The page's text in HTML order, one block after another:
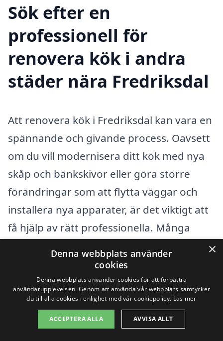
Sök efter en
professionell för
renovera kök i andra
städer nära Fredriksdal
Att renovera kök i Fredriksdal kan vara en
spännande och givande process. Oavsett
om du vill modernisera ditt kök med nya
skåp och bänkskivor eller göra större
förändringar som att flytta väggar och
installera nya apparater, är det viktigt att
få hjälp av rätt professionella. Många
erbjuder sina tjänster i närliggande
städer, vilket ger dig möjlighet att få flera
alternativ när du söker efter hjälp för att
renovera ditt kök.
×
Denna webbplats använder
cookies
Denna webbplats använder cookies för att förbättra
användarupplevelsen. Genom att använda vår webbplats samtycker
du till alla cookies i enlighet med vår cookiepolicy. Läs mer
ACCEPTERA ALLA AVVISA ALLT